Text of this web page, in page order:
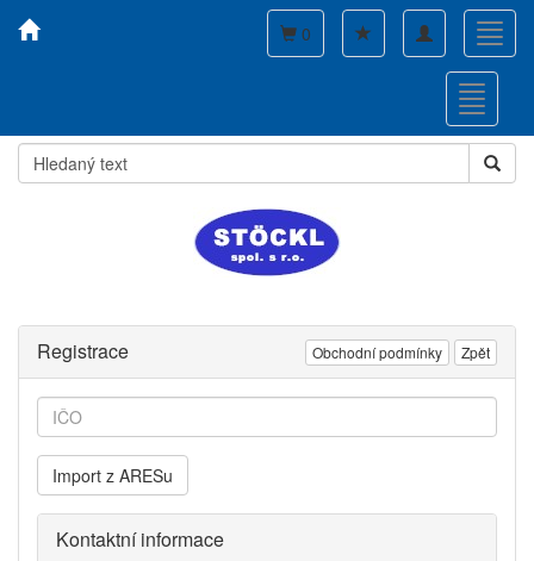
Toggle
navigation
0
Toggle
Registrace Obchodní podmínky Zpět
Import z ARESu
Kontaktní informace